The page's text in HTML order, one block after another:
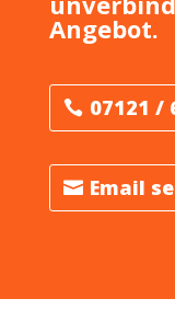
Angebot.
07121 /
Email